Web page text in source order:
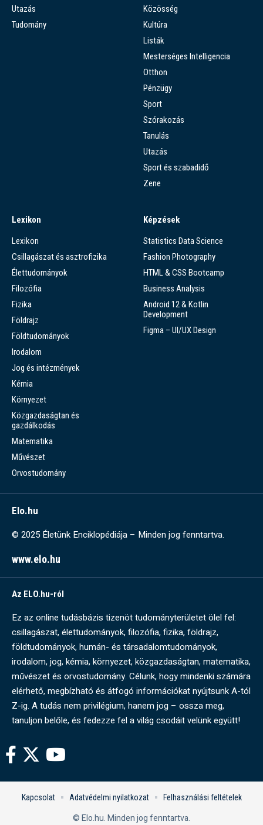
Utazás
Tudomány
Közösség
Kultúra
Listák
Mesterséges Intelligencia
Otthon
Pénzügy
Sport
Szórakozás
Tanulás
Utazás
Sport és szabadidő
Zene
Lexikon
Lexikon
Csillagászat és asztrofizika
Élettudományok
Filozófia
Fizika
Földrajz
Földtudományok
Irodalom
Jog és intézmények
Kémia
Környezet
Közgazdaságtan és
gazdálkodás
Matematika
Művészet
Orvostudomány
Képzések
Statistics Data Science
Fashion Photography
HTML & CSS Bootcamp
Business Analysis
Android 12 & Kotlin
Development
Figma – UI/UX Design
Elo.hu
© 2025 Életünk Enciklopédiája – Minden jog fenntartva.
www.elo.hu
Az ELO.hu-ról
Ez az online tudásbázis tizenöt tudományterületet ölel fel:
csillagászat, élettudományok, filozófia, fizika, földrajz,
földtudományok, humán- és társadalomtudományok,
irodalom, jog, kémia, környezet, közgazdaságtan, matematika,
művészet és orvostudomány. Célunk, hogy mindenki számára
elérhető, megbízható és átfogó információkat nyújtsunk A-tól
Z-ig. A tudás nem privilégium, hanem jog – ossza meg,
tanuljon belőle, és fedezze fel a világ csodáit velünk együtt!
© Elo.hu. Minden jog fenntartva.
Kapcsolat Adatvédelmi nyilatkozat Felhasználási feltételek